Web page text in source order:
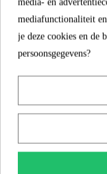
Franz Joseph
Hullerweg 1
49134 Wallenhorst
+49 5407 8707
media- en
mediafunctionaliteit
je deze cookies en de
persoonsgegevens?